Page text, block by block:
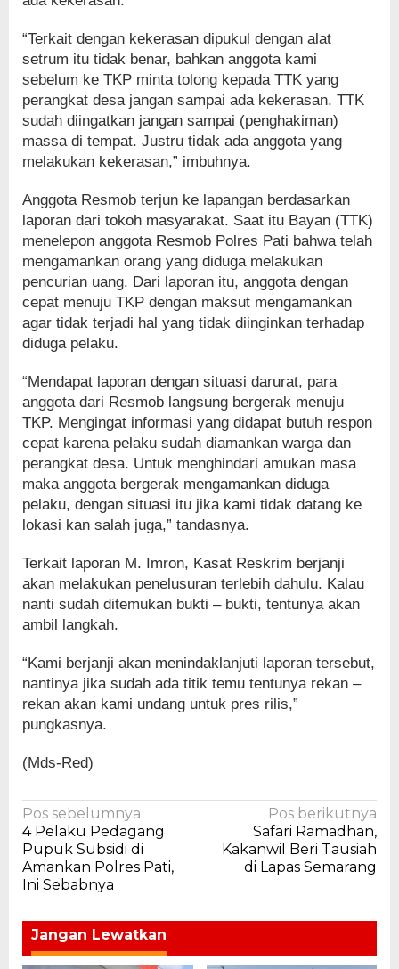
“Terkait dengan kekerasan dipukul dengan alat
setrum itu tidak benar, bahkan anggota kami
sebelum ke TKP minta tolong kepada TTK yang
perangkat desa jangan sampai ada kekerasan. TTK
sudah diingatkan jangan sampai (penghakiman)
massa di tempat. Justru tidak ada anggota yang
melakukan kekerasan,” imbuhnya.
Anggota Resmob terjun ke lapangan berdasarkan
laporan dari tokoh masyarakat. Saat itu Bayan (TTK)
menelepon anggota Resmob Polres Pati bahwa telah
mengamankan orang yang diduga melakukan
pencurian uang. Dari laporan itu, anggota dengan
cepat menuju TKP dengan maksut mengamankan
agar tidak terjadi hal yang tidak diinginkan terhadap
diduga pelaku.
“Mendapat laporan dengan situasi darurat, para
anggota dari Resmob langsung bergerak menuju
TKP. Mengingat informasi yang didapat butuh respon
cepat karena pelaku sudah diamankan warga dan
perangkat desa. Untuk menghindari amukan masa
maka anggota bergerak mengamankan diduga
pelaku, dengan situasi itu jika kami tidak datang ke
lokasi kan salah juga,” tandasnya.
Terkait laporan M. Imron, Kasat Reskrim berjanji
akan melakukan penelusuran terlebih dahulu. Kalau
nanti sudah ditemukan bukti – bukti, tentunya akan
ambil langkah.
“Kami berjanji akan menindaklanjuti laporan tersebut,
nantinya jika sudah ada titik temu tentunya rekan –
rekan akan kami undang untuk pres rilis,”
pungkasnya.
(Mds-Red)
Navigasi
pos
Pos sebelumnya
4 Pelaku Pedagang
Pupuk Subsidi di
Amankan Polres Pati,
Ini Sebabnya
Pos berikutnya
Safari Ramadhan,
Kakanwil Beri Tausiah
di Lapas Semarang
Jangan Lewatkan